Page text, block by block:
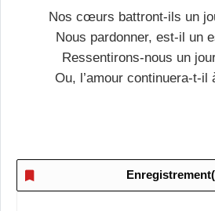
Nos cœurs battront-ils un
Nous pardonner, est-il un
Ressentirons-nous un
Ou, l’amour continuera-t-il